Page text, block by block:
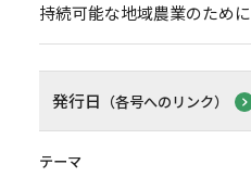
持続可能な地域農業のために
発行日 （各号へのリンク）
テーマ